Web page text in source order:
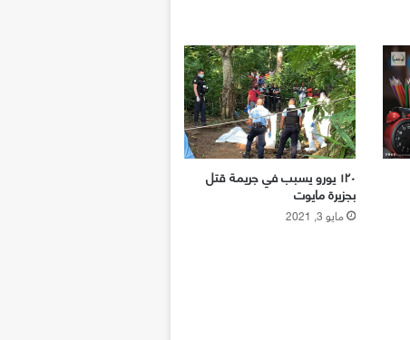
١٢٠ يورو يسبب في جريمة قتل
بجزيرة مايوت
مايو 3, 2021